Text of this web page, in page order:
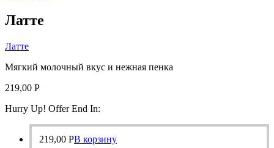
Латте
Латте
Мягкий молочный вкус и нежная пенка
219,00 Р
Hurry Up! Offer End In:
219,00 РВ корзину